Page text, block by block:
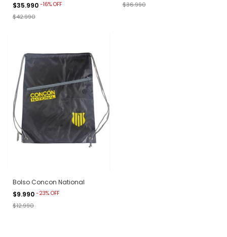
$35.990 -16% OFF
$42.990
$36.990
Bolso Concon National
$9.990 -23% OFF
$12.990